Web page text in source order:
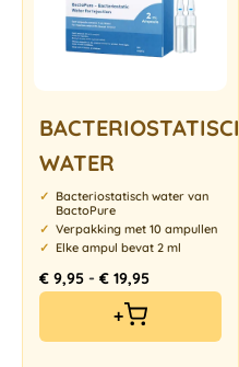
BACTERIOSTATISCH
WATER
Bacteriostatisch water van
BactoPure
Verpakking met 10 ampullen
Elke ampul bevat 2 ml
€ 9,95 - € 19,95
+